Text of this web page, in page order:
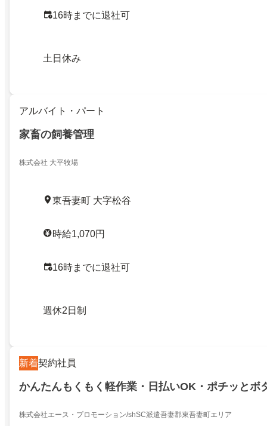
16時までに退社可
土日休み
アルバイト・パート
家畜の飼養管理
株式会社 大平牧場
東吾妻町 大字松谷
時給1,070円
16時までに退社可
週休2日制
新着契約社員
かんたんもくもく軽作業・日払いOK・ポチッとボ
株式会社エース・プロモーション/shSC派遣吾妻郡東吾妻町エリア